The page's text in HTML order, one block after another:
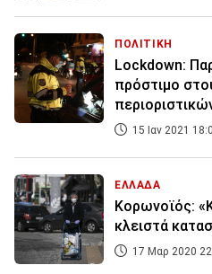
ΠΟΛΙΤΙΚΗ
Lockdown:
πρόστιμο
15 Ιαν 2021
ΕΛΛΑΔΑ
Κορωνοϊός:
κλειστά
17 Μαρ 2020